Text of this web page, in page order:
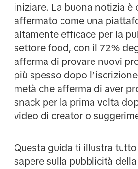
iniziare. La buona notizia è
affermato come una
altamente efficace per la
settore food, con il 72%
afferma di provare nuovi
più spesso dopo
metà che afferma di aver
snack per la prima volta
video di creator o
Questa guida ti illustra
sapere sulla pubblicità